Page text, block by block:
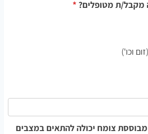
מקבל/ת מטופלים? *
וכו')
צומח יכולה להתאים במצבים